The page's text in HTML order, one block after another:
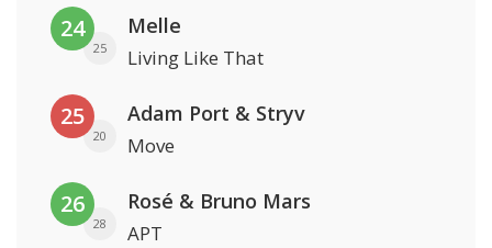
24
25
Melle
Living Like That
25
20
Adam Port & Stryv
Move
26
28
Rosé & Bruno Mars
APT